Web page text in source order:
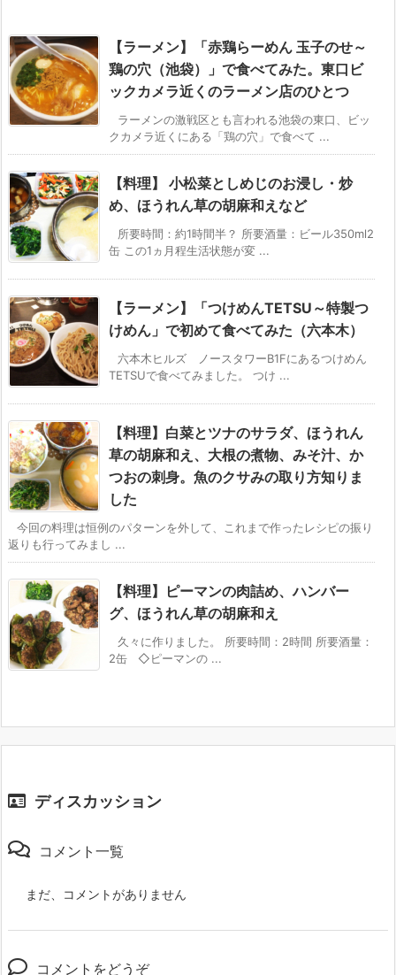
【ラーメン】「赤鶏らーめん 玉子のせ～
鶏の穴（池袋）」で食べてみた。東口ビ
ックカメラ近くのラーメン店のひとつ
ラーメンの激戦区とも言われる池袋の東口、ビッ
クカメラ近くにある「鶏の穴」で食べて ...
【料理】 小松菜としめじのお浸し・炒
め、ほうれん草の胡麻和えなど
所要時間：約1時間半？ 所要酒量：ビール350ml2
缶 この1ヵ月程生活状態が変 ...
【ラーメン】「つけめんTETSU～特製つ
けめん」で初めて食べてみた（六本木）
六本木ヒルズ ノースタワーB1Fにあるつけめん
TETSUで食べてみました。 つけ ...
【料理】白菜とツナのサラダ、ほうれん
草の胡麻和え、大根の煮物、みそ汁、か
つおの刺身。魚のクサみの取り方知りま
した
今回の料理は恒例のパターンを外して、これまで作ったレシピの振り
返りも行ってみまし ...
【料理】ピーマンの肉詰め、ハンバー
グ、ほうれん草の胡麻和え
久々に作りました。 所要時間：2時間 所要酒量：
2缶 ◇ピーマンの ...
ディスカッション
コメント一覧
まだ、コメントがありません
コメントをどうぞ